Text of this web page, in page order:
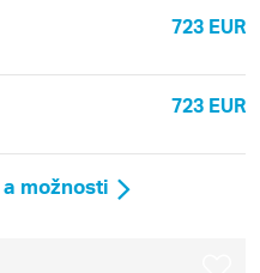
723 EUR
723 EUR
možnosti